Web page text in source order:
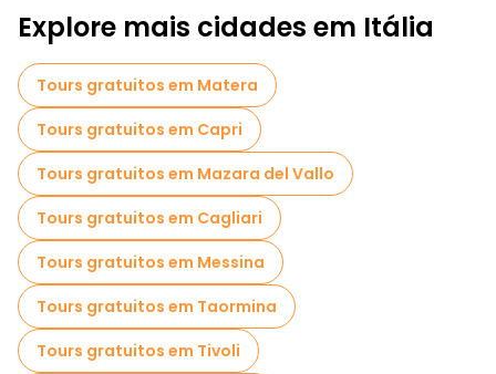
Explore mais cidades em Itália
Tours gratuitos em Matera
Tours gratuitos em Capri
Tours gratuitos em Mazara del Vallo
Tours gratuitos em Cagliari
Tours gratuitos em Messina
Tours gratuitos em Taormina
Tours gratuitos em Tivoli